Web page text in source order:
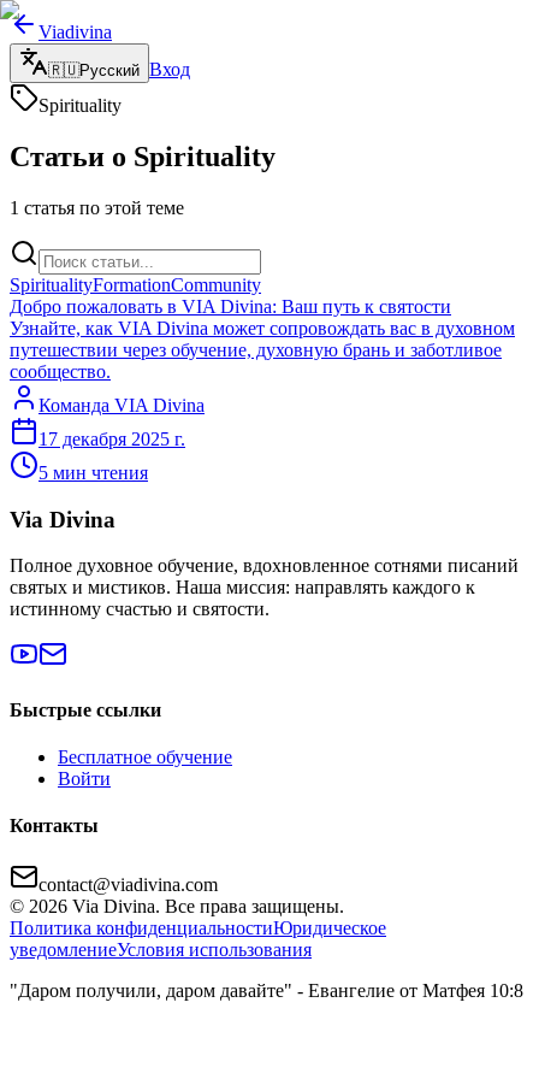
Viadivina
🇷🇺Русский Вход
Spirituality
Статьи о Spirituality
1 статья по этой теме
SpiritualityFormationCommunity
Добро пожаловать в VIA Divina: Ваш путь к святости
Узнайте, как VIA Divina может сопровождать вас в духовном
путешествии через обучение, духовную брань и заботливое
сообщество.
Команда VIA Divina
17 декабря 2025 г.
5 мин чтения
Via Divina
Полное духовное обучение, вдохновленное сотнями писаний
святых и мистиков. Наша миссия: направлять каждого к
истинному счастью и святости.
Быстрые ссылки
Бесплатное обучение
Войти
Контакты
contact@viadivina.com
© 2026 Via Divina. Все права защищены.
Политика конфиденциальностиЮридическое
уведомлениеУсловия использования
"Даром получили, даром давайте" - Евангелие от Матфея 10:8